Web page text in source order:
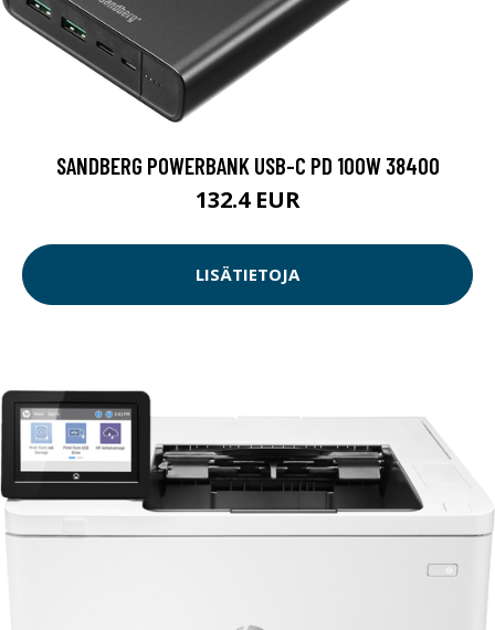
SANDBERG POWERBANK USB-C PD 100W 38400
132.4 EUR
LISÄTIETOJA